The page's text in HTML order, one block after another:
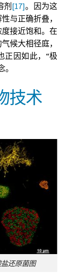
剂[17]。因为这
与正确折叠，
接近饱和。在
候大相径庭，
正因如此，“极
技术
还原菌图